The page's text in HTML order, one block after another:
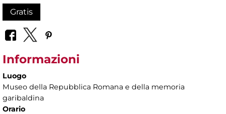
Gratis
Informazioni
Luogo
Museo della Repubblica Romana e della memoria
garibaldina
Orario